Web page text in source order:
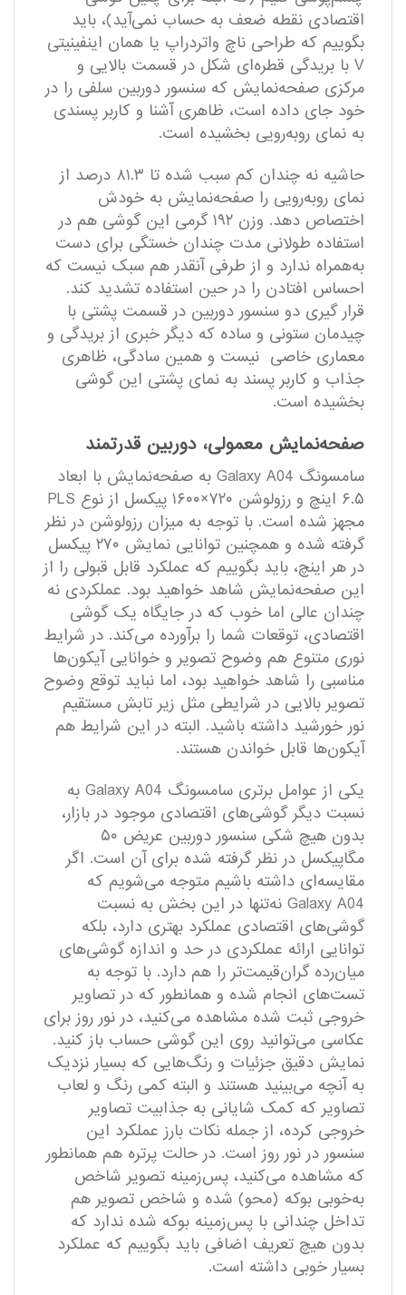
اقتصادی نقطه ضعف به حساب نمی‌آید)، باید
بگوییم که طراحی ناچ واتردراپ یا همان اینفینیتی
V با بریدگی قطره‌ای شکل در قسمت بالایی و
مرکزی صفحه‌نمایش که سنسور دوربین سلفی را در
خود جای داده است، ظاهری آشنا و کاربر پسندی
به نمای روبه‌رویی بخشیده است.
حاشیه نه چندان کم سبب شده تا ۸۱.۳ درصد از
نمای رو‌به‌رویی را صفحه‌نمایش به خودش
اختصاص دهد. وزن ۱۹۲ گرمی این گوشی هم در
استفاده طولانی مدت چندان خستگی برای دست
به‌همراه ندارد و از طرفی آنقدر هم سبک نیست که
احساس افتادن را در حین استفاده تشدید کند.
قرار ‌گیری دو سنسور دوربین در قسمت پشتی با
چیدمان ستونی و ساده که دیگر خبری از بریدگی و
معماری خاصی نیست و همین سادگی، ظاهری
جذاب و کاربر پسند به نمای پشتی این گوشی
بخشیده است.
صفحه‌نمایش معمولی، دوربین قدرتمند
سامسونگ Galaxy A04 به صفحه‌نمایش با ابعاد
۶.۵ اینچ و رزولوشن ۷۲۰×۱۶۰۰ پیکسل از نوع PLS
مجهز شده است. با توجه به میزان رزولوشن در نظر
گرفته شده و همچنین توانایی نمایش ۲۷۰ پیکسل
در هر اینچ، باید بگوییم که عملکرد قابل قبولی را از
این صفحه‌نمایش شاهد خواهید بود. عملکردی نه
چندان عالی اما خوب که در جایگاه یک گوشی
اقتصادی، توقعات شما را بر‌آورده می‌کند. در شرایط
نوری متنوع هم وضوح تصویر و خوانایی آیکون‌ها
مناسبی را شاهد خواهید بود، اما نباید توقع وضوح
تصویر بالایی در شرایطی مثل زیر تابش مستقیم
نور خورشید داشته باشید. البته در این شرایط هم
آیکون‌ها قابل خواندن هستند.
یکی از عوامل برتری سامسونگ Galaxy A04 به
نسبت دیگر گوشی‌های اقتصادی موجود در بازار،
بدون هیچ شکی سنسور دوربین عریض ۵۰
مگاپیکسل در نظر گرفته شده برای آن است. اگر
مقایسه‌ای داشته باشیم متوجه می‌شویم که
Galaxy A04 نه‌تنها در این بخش به نسبت
گوشی‌های اقتصادی عملکرد بهتری دارد، بلکه
توانایی ارائه عملکردی در حد و اندازه گوشی‌های
میان‌رده گران‌قیمت‌تر را هم دارد. با توجه به
تست‌های انجام شده و همانطور که در تصاویر
خروجی ثبت شده مشاهده می‌کنید، در نور روز برای
عکاسی می‌توانید روی این گوشی حساب باز کنید.
نمایش دقیق جزئیات و رنگ‌هایی که بسیار نزدیک
به آنچه می‌بینید هستند و البته کمی رنگ و لعاب
تصاویر که کمک شایانی به جذابیت تصاویر
خروجی کرده، از جمله نکات بارز عملکرد این
سنسور در نور روز است. در حالت پرتره هم همانطور
که مشاهده می‌کنید، پس‌زمینه تصویر شاخص
به‌خوبی بوکه (محو) شده و شاخص تصویر هم
تداخل چندانی با پس‌زمینه بوکه شده ندارد که
بدون هیچ تعریف اضافی باید بگوییم که عملکرد
بسیار خوبی داشته است.